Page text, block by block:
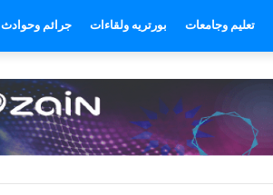
تعليم وجامعات بورتريه ولقاءات جرائم وحوادث